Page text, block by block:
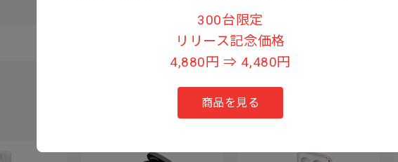
カテゴリー
300台限定
リリース記念価格
4,880円 ⇒ 4,480円
商品を見る